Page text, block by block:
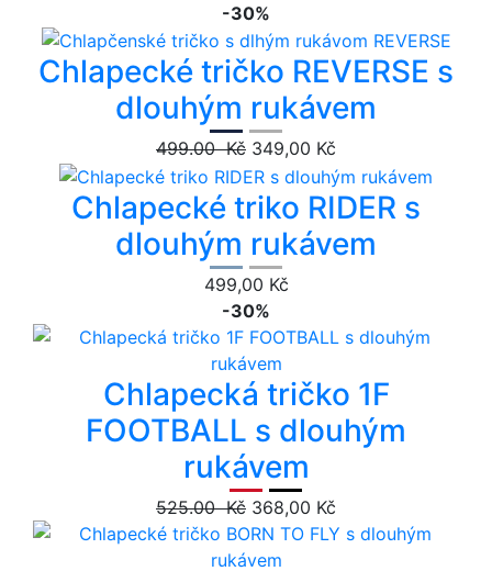
-30%
Chlapecké tričko REVERSE s
dlouhým rukávem
499.00 Kč 349,00 Kč
Chlapecké triko RIDER s
dlouhým rukávem
499,00 Kč
-30%
Chlapecká tričko 1F
FOOTBALL s dlouhým
rukávem
525.00 Kč 368,00 Kč